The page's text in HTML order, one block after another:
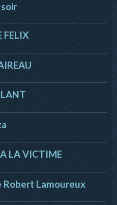
FELIX
A LA VICTIME
Robert Lamoureux